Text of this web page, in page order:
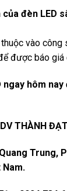
của đèn LED
thuộc vào
được báo giá
ngay hôm
THÀNH
Trung,
Nam.